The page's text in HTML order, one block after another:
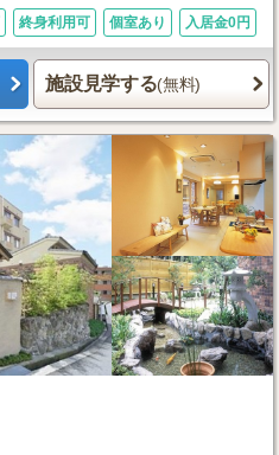
終身利用可 個室あり 入居金0円
施設見学する(無料)